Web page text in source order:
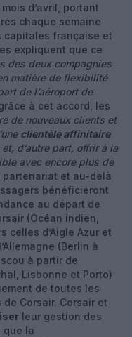
d’avril, portant
chaque semaine
capitales française et
expliquent que ce
des deux compagnies
matière de flexibilité
de l’aéroport de
à cet accord, les
de nouveaux clients et
clientèle affinitaire
d’autre part, offrir à la
avec encore plus de
partenariat et au-delà
bénéficieront
au départ de
(Océan indien,
celles d’Aigle Azur et
(Berlin à
à partir de
Lisbonne et Porto)
de toutes les
Corsair. Corsair et
leur gestion des
que la